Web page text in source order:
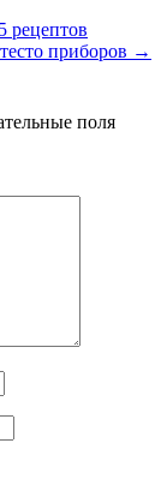
приборов →
поля